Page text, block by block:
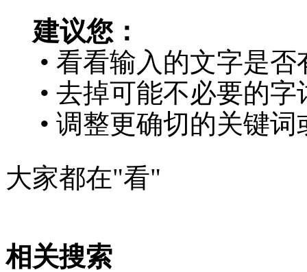
建议您：
• 看看输入的文字是否
• 去掉可能不必要的字
• 调整更确切的关键
大家都在"看"
相关搜索